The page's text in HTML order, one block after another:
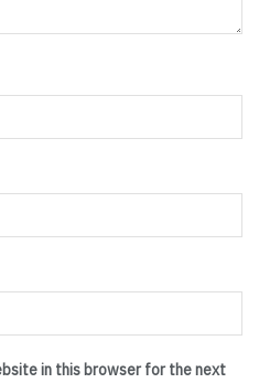
in this browser for the next